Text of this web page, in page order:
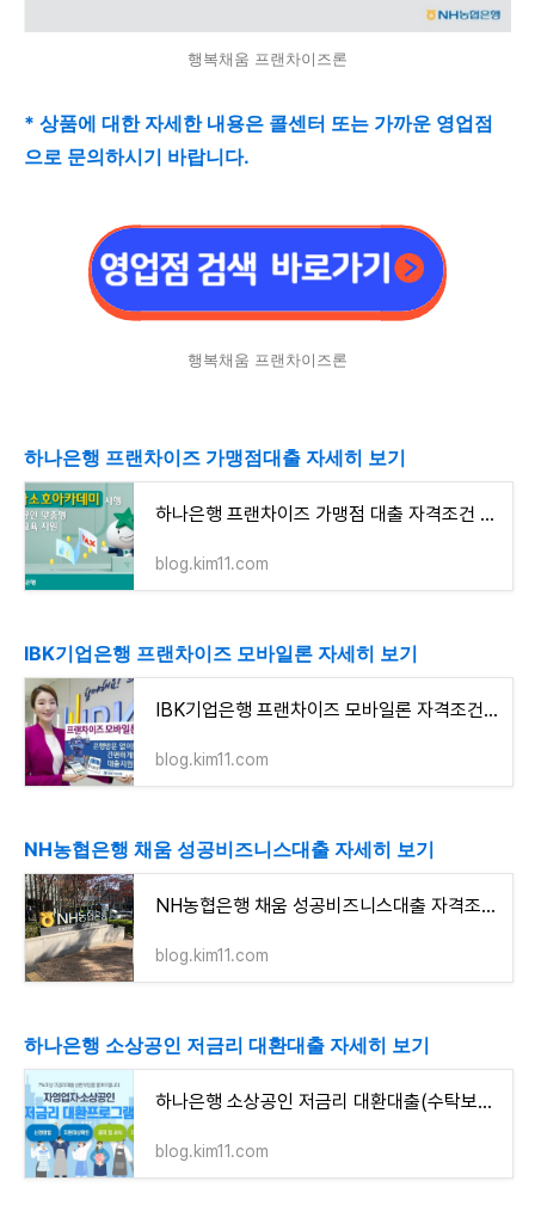
행복채움 프랜차이즈론
* 상품에 대한 자세한 내용은 콜센터 또는 가까운 영업점
으로 문의하시기 바랍니다.
행복채움 프랜차이즈론
하나은행 프랜차이즈 가맹점대출 자세히 보기
하나은행 프랜차이즈 가맹점 대출 자격조건 알아보고 신청하기(최대 2억원까지)
blog.kim11.com
IBK기업은행 프랜차이즈 모바일론 자세히 보기
IBK기업은행 프랜차이즈 모바일론 자격조건 알아보고 신청하기
blog.kim11.com
NH농협은행 채움 성공비즈니스대출 자세히 보기
NH농협은행 채움 성공비즈니스대출 자격조건 알아보고 신청하기
blog.kim11.com
하나은행 소상공인 저금리 대환대출 자세히 보기
하나은행 소상공인 저금리 대환대출(수탁보증) 자격조건 알아보고 신청하기(최대 2억원까지)
blog.kim11.com